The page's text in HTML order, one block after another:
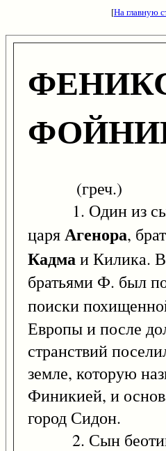
[На главную
(греч.)
1. Один из
царяАгенора, брат
Кадмаи Килика.
братьями Ф. был
поиски
Европы и после
странствий
земле, которую
Финикией, и
город Сидон.
2. Сын